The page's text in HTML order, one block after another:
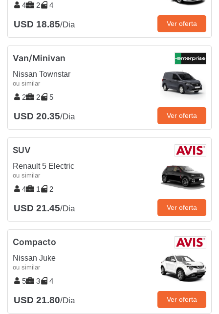
4 2 4
USD 18.85/Dia Ver oferta
Van/Minivan
Nissan Townstar
ou similar
2 2 5
USD 20.35/Dia Ver oferta
SUV
Renault 5 Electric
ou similar
4 1 2
USD 21.45/Dia Ver oferta
Compacto
Nissan Juke
ou similar
5 3 4
USD 21.80/Dia Ver oferta